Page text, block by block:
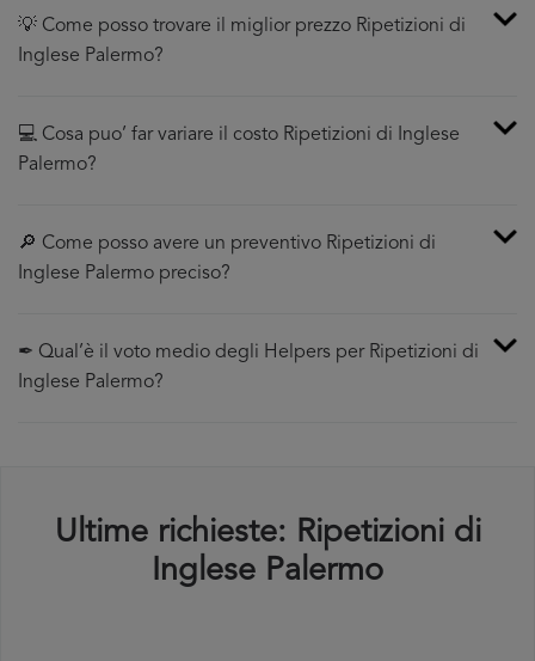
💡 Come posso trovare il miglior prezzo Ripetizioni di
Inglese Palermo?
💻 Cosa puo’ far variare il costo Ripetizioni di Inglese
Palermo?
🔎 Come posso avere un preventivo Ripetizioni di
Inglese Palermo preciso?
✒ Qual’è il voto medio degli Helpers per Ripetizioni di
Inglese Palermo?
Ultime richieste: Ripetizioni di
Inglese Palermo